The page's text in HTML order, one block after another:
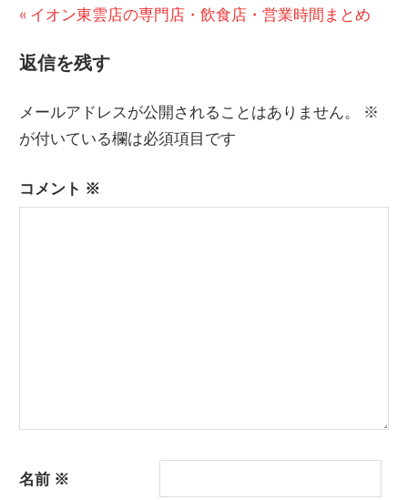
投
稿
ビ
ー
前
記
イオン東雲店の専門店・飲食店・営業時間まとめ
返信を残す
メールアドレスが公開されることはありません。
※
が付いている欄は必須項目です
コメント ※
名前 ※